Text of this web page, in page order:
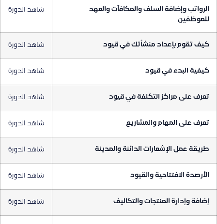
الرواتب وإضافة السلف والمكافآت والعهد
للموظفين
شاهد الدورة
كيف تقوم بإعداد منشأتك في قيود شاهد الدورة
كيفية البدء في قيود شاهد الدورة
تعرف على مراكز التكلفة في قيود شاهد الدورة
تعرف على المهام والمشاريع شاهد الدورة
طريقة عمل الإشعارات الدائنة والمدينة شاهد الدورة
الأرصدة الافتتاحية والقيود شاهد الدورة
إضافة وإدارة المنتجات والتكاليف شاهد الدورة